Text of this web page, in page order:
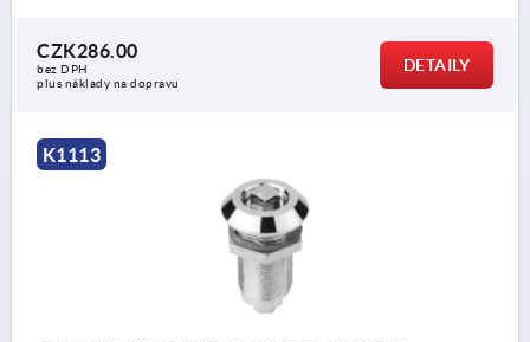
CZK286.00
bez DPH
plus náklady na dopravu
DETAILY
K1113